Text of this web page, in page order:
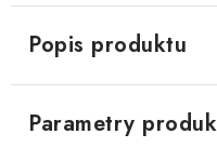
Popis produktu
Parametry